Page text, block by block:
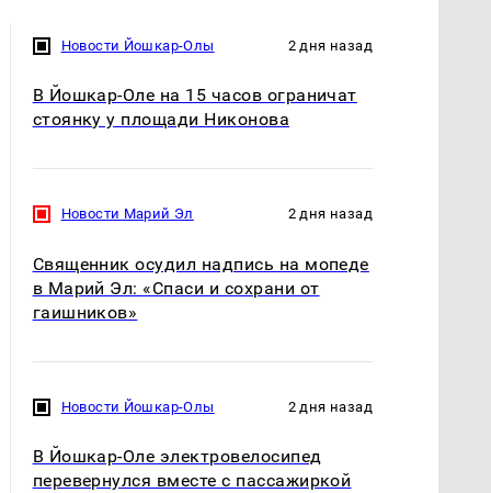
Новости Йошкар-Олы 2 дня назад
В Йошкар-Оле на 15 часов ограничат
стоянку у площади Никонова
Новости Марий Эл 2 дня назад
Священник осудил надпись на мопеде
в Марий Эл: «Спаси и сохрани от
гаишников»
Новости Йошкар-Олы 2 дня назад
В Йошкар-Оле электровелосипед
перевернулся вместе с пассажиркой